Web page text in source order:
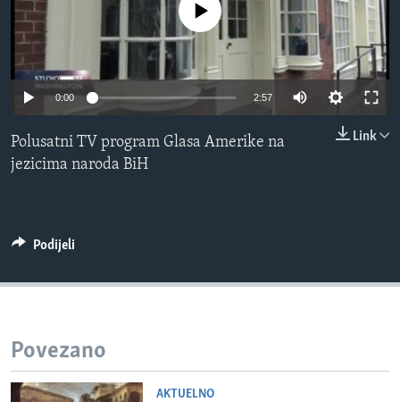
MAGAZIN
O GLASU AMERIKE
Learning English
PRATITE NAS
No media source currently available
0:00 2:57
Link
Polusatni TV program Glasa Amerike na
jezicima naroda BiH
Podijeli
Povezano
AKTUELNO